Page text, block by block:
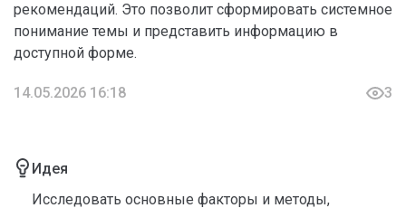
рекомендаций. Это позволит сформировать системное
понимание темы и представить информацию в
доступной форме.
14.05.2026 16:18 3
Идея
Исследовать основные факторы и методы,